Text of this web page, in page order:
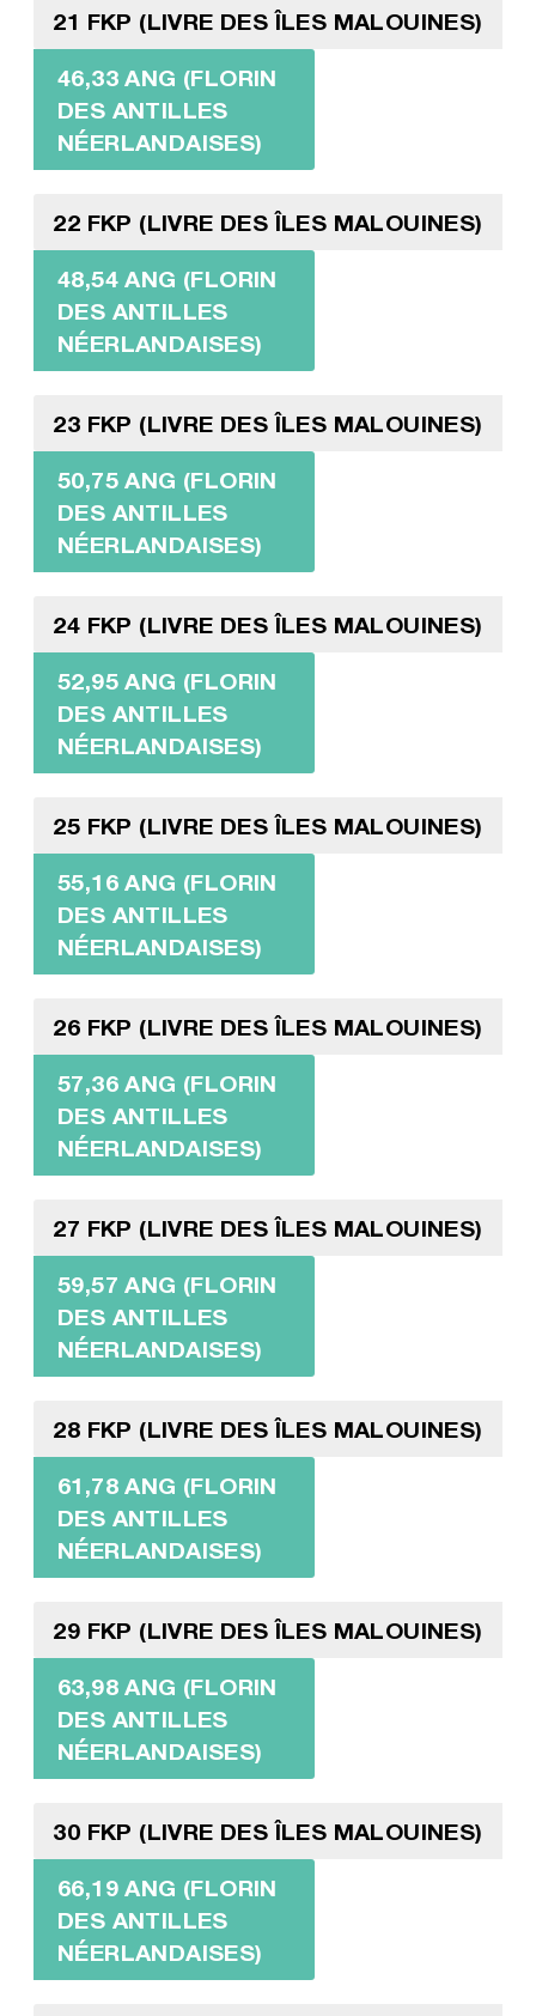
21 FKP (LIVRE DES ÎLES MALOUINES)
46,33 ANG (FLORIN
DES ANTILLES
NÉERLANDAISES)
22 FKP (LIVRE DES ÎLES MALOUINES)
48,54 ANG (FLORIN
DES ANTILLES
NÉERLANDAISES)
23 FKP (LIVRE DES ÎLES MALOUINES)
50,75 ANG (FLORIN
DES ANTILLES
NÉERLANDAISES)
24 FKP (LIVRE DES ÎLES MALOUINES)
52,95 ANG (FLORIN
DES ANTILLES
NÉERLANDAISES)
25 FKP (LIVRE DES ÎLES MALOUINES)
55,16 ANG (FLORIN
DES ANTILLES
NÉERLANDAISES)
26 FKP (LIVRE DES ÎLES MALOUINES)
57,36 ANG (FLORIN
DES ANTILLES
NÉERLANDAISES)
27 FKP (LIVRE DES ÎLES MALOUINES)
59,57 ANG (FLORIN
DES ANTILLES
NÉERLANDAISES)
28 FKP (LIVRE DES ÎLES MALOUINES)
61,78 ANG (FLORIN
DES ANTILLES
NÉERLANDAISES)
29 FKP (LIVRE DES ÎLES MALOUINES)
63,98 ANG (FLORIN
DES ANTILLES
NÉERLANDAISES)
30 FKP (LIVRE DES ÎLES MALOUINES)
66,19 ANG (FLORIN
DES ANTILLES
NÉERLANDAISES)